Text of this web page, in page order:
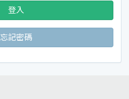
登入
忘記密碼